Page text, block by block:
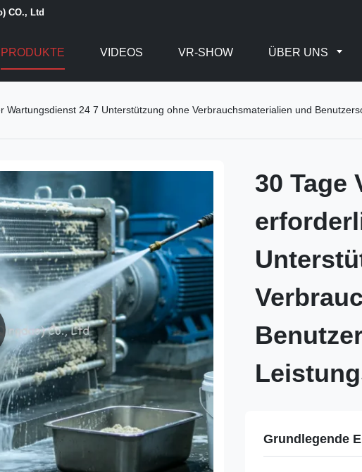
CO., Ltd
PRODUKTE VIDEOS VR-SHOW ÜBER UNS
Wartungsdienst 24 7 Unterstützung ohne Verbrauchsmaterialien und
30 Tage
Grundlegende